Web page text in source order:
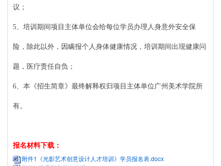
议；
5、培训期间项目主体单位会给每位学员办理人身意外安全保
险，除此以外，因瞒报个人身体健康情况，培训期间出现健康问
题，医疗责任自负；
6、 本《招生简章》最终解释权归项目主体单位广州美术学院所
有。
报名材料下载：
附件1《光影艺术创意设计人才培训》学员报名表.docx